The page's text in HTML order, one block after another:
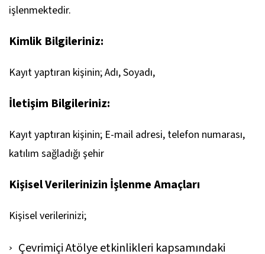
işlenmektedir.
Kimlik Bilgileriniz:
Kayıt yaptıran kişinin; Adı, Soyadı,
İletişim Bilgileriniz:
Kayıt yaptıran kişinin; E-mail adresi, telefon numarası,
katılım sağladığı şehir
Kişisel Verilerinizin İşlenme Amaçları
Kişisel verilerinizi;
Çevrimiçi Atölye etkinlikleri kapsamındaki